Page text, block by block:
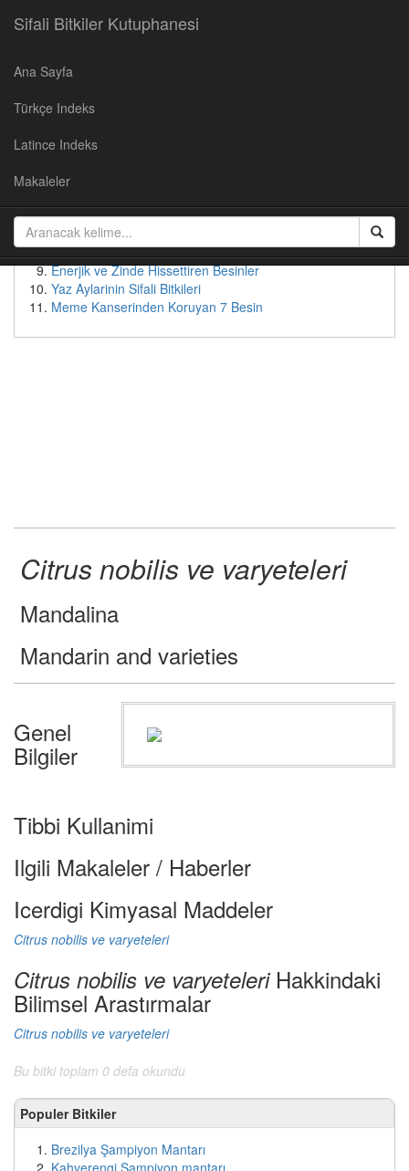
Sifali Bitkiler Kutuphanesi
Ana Sayfa
Türkçe Indeks
Latince Indeks
Makaleler
Cevizin Faydalari
Yaban Mersininin Faydaları
Patates suyunun faydaları
Bebeksi Bir Yüz İçin Doğal Çözümler
Tok Tutan Besinler
Enerjik ve Zinde Hissettiren Besinler
Yaz Aylarinin Sifali Bitkileri
Meme Kanserinden Koruyan 7 Besin
Citrus nobilis ve varyeteleri
Mandalina
Mandarin and varieties
Genel
Bilgiler
Tibbi Kullanimi
Ilgili Makaleler / Haberler
Icerdigi Kimyasal Maddeler
Citrus nobilis ve varyeteleri
Citrus nobilis ve varyeteleriHakkindaki
Bilimsel Arastırmalar
Citrus nobilis ve varyeteleri
Bu bitki toplam 0 defa okundu
Populer Bitkiler
Brezilya Şampiyon Mantarı
Kahverengi Şampiyon mantarı